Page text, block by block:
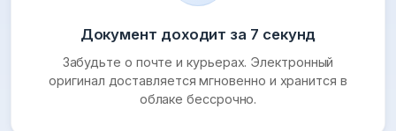
Документ доходит за 7 секунд
Забудьте о почте и курьерах. Электронный
оригинал доставляется мгновенно и хранится в
облаке бессрочно.